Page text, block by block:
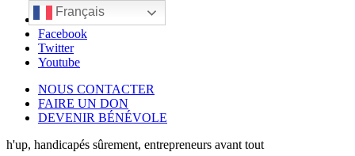
LinkedIn
Facebook
Twitter
Youtube
NOUS CONTACTER
FAIRE UN DON
DEVENIR BÉNÉVOLE
h'up, handicapés sûrement, entrepreneurs avant tout
Français